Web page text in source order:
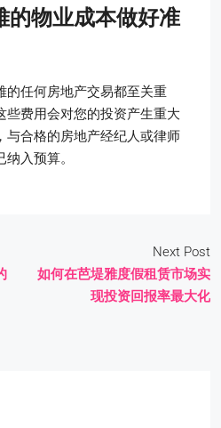
的物业成本做好准
的任何房地产交易都至关重
些费用会对您的投资产生重大
与合格的房地产经纪人或律师
入预算。
Next Post
如何在芭堤雅度假租赁市场实
现投资回报率最大化